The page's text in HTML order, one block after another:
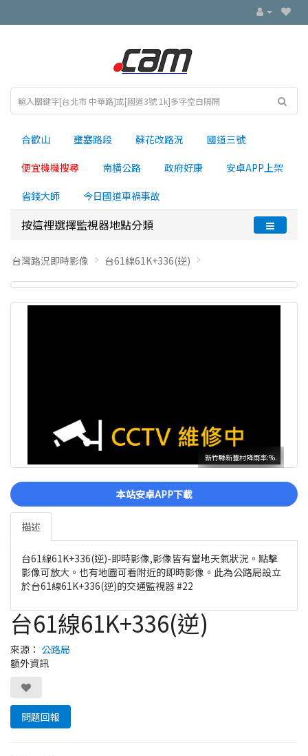
合歡山 壅塞路段 蘇花改路況 國道三號
便宜機機搜尋 南横公路 政府好康 安卓APP上架
省錢大師 今日國道車禍事故
按這裡選擇監視器地點分類
台灣路況即時影像 台61線61K+336(逆)
新竹縣新豐村降雨率:%.
本站安卓APP下載
描述
台61線61K+336(逆)-即時影像,影像皆有當地天氣狀況。點擊
影像可放大。也有地圖可看附近的即時影像。此為公路局設立
於台61線61K+336(逆)的交通監視器 #22
台61線61K+336(逆)
來源： 公路局
額外資訊
問題回報